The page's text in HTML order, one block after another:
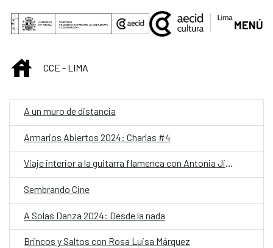
Saltar al contenido principal
MENÚ
INICIOCCE - LIMA
A un muro de distancia
Armarios Abiertos 2024: Charlas #4
Viaje interior a la guitarra flamenca con Antonia Jiménez
Sembrando Cine
A Solas Danza 2024: Desde la nada
Brincos y Saltos con Rosa Luisa Márquez